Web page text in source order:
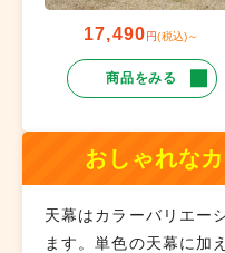
17,490円(税込)～
商品をみる
おしゃれな
天幕はカラーバリエー
ます。単色の天幕に加